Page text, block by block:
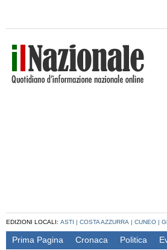
EDIZIONI LOCALI: ASTI | COSTA AZZURRA | CUNEO |
Prima Pagina Cronaca Politica